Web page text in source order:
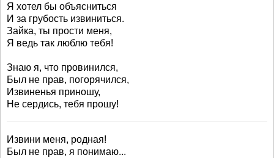
Я хотел бы объясниться
И за грубость извиниться.
Зайка, ты прости меня,
Я ведь так люблю тебя!
Знаю я, что провинился,
Был не прав, погорячился,
Извиненья приношу,
Не сердись, тебя прошу!
Извини меня, родная!
Был не прав, я понимаю...